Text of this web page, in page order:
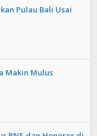
Pulau Bali Usai
Makin Mulus